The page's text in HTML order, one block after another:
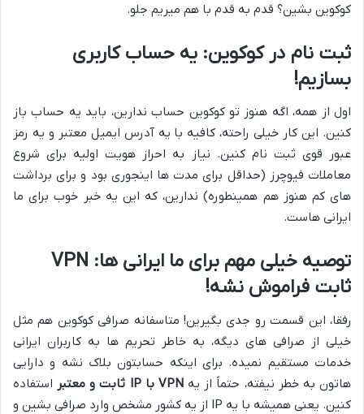
کوکوین بشین؟ قدم به قدم با هم میریم جلو.
ثبت نام در کوکوین: یه حساب کاربری
بسازیم!
اول از همه، اگه هنوز تو کوکوین حساب ندارین، باید یه حساب باز
کنین. این کار خیلی راحته، کافیه با یه آدرس ایمیل معتبر و یه رمز
عبور قوی ثبت نام کنین. نیاز به احراز هویت اولیه برای شروع
معاملات فیوچرز (حداقل برای مدت ها اینجوری بود و برای برداشت
های کم هنوز هم همینطوره) ندارین، که این یه خبر خوب برای ما
ایرانی هاست.
توصیه خیلی مهم برای ما ایرانی ها: VPN
ثابت فراموش نشه!
رفقا، این قسمت رو جدی بگیرین! متاسفانه صرافی کوکوین هم مثل
خیلی از صرافی های دیگه، به خاطر تحریم ها به کاربران ایرانی
خدمات مستقیم نمیده. برای اینکه حسابتون بلاک نشه و دارایی
هاتون به خطر نیفته، حتماً از یهVPN با IP ثابت و معتبر
استفاده
کنین. یعنی همیشه با یه IP از یه کشور مشخص وارد صرافی بشین و